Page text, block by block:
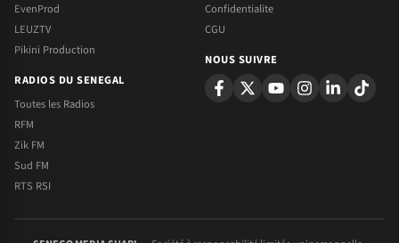
EvenProd
LEUZTV
Pikini Production
RADIOS DU SENEGAL
Toutes les Radios
RFM
Zik FM
Sud FM
RTS RSI
Confidentialite
CGU
NOUS SUIVRE